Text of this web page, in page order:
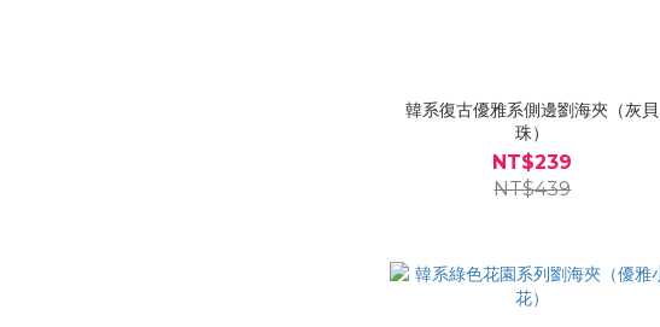
韓系復古優雅系側邊劉海夾（灰貝
珠）
NT$239
NT$439